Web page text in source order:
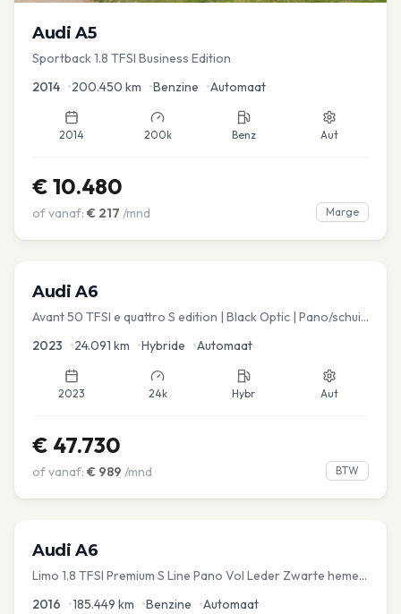
Audi A5
Sportback 1.8 TFSI Business Edition
2014 •200.450 km •Benzine •Automaat
2014 200k Benz Aut
€ 10.480
of vanaf: € 217 /mnd Marge
Audi A6
Avant 50 TFSI e quattro S edition | Black Optic | Pano/schuif
2023 •24.091 km •Hybride •Automaat
2023 24k Hybr Aut
€ 47.730
of vanaf: € 989 /mnd BTW
Audi A6
Limo 1.8 TFSI Premium S Line Pano Vol Leder Zwarte hemel
2016 •185.449 km •Benzine •Automaat